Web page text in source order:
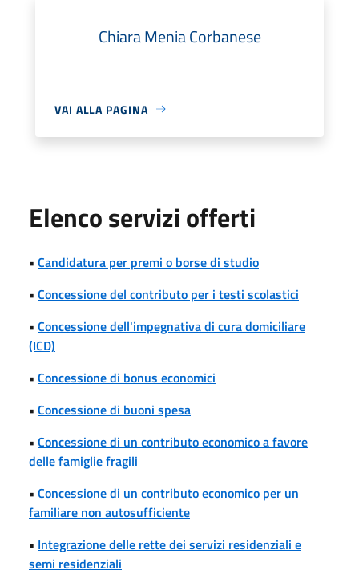
Chiara Menia Corbanese
VAI ALLA PAGINA
Elenco servizi offerti
• Candidatura per premi o borse di studio
• Concessione del contributo per i testi scolastici
• Concessione dell'impegnativa di cura domiciliare
(ICD)
• Concessione di bonus economici
• Concessione di buoni spesa
• Concessione di un contributo economico a favore
delle famiglie fragili
• Concessione di un contributo economico per un
familiare non autosufficiente
• Integrazione delle rette dei servizi residenziali e
semi residenziali